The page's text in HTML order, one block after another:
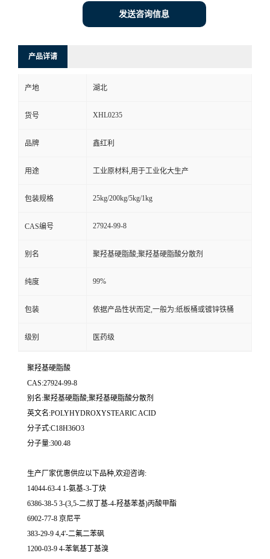
发送咨询信息
产品详请
产地 湖北
货号 XHL0235
品牌 鑫红利
用途 工业原材料,用于工业化大生产
包装规格 25kg/200kg/5kg/1kg
CAS编号 27924-99-8
别名 聚羟基硬脂酸;聚羟基硬脂酸分散剂
纯度 99%
包装 依据产品性状而定,一般为:纸板桶或镀锌铁桶
级别 医药级
聚羟基硬脂酸
CAS:27924-99-8
别名:聚羟基硬脂酸;聚羟基硬脂酸分散剂
英文名:POLYHYDROXYSTEARIC ACID
分子式:C18H36O3
分子量:300.48
生产厂家优惠供应以下品种,欢迎咨询:
14044-63-4 1-氨基-3-丁炔
6386-38-5 3-(3,5-二叔丁基-4-羟基苯基)丙酸甲酯
6902-77-8 京尼平
383-29-9 4,4'-二氟二苯砜
1200-03-9 4-苯氧基丁基溴